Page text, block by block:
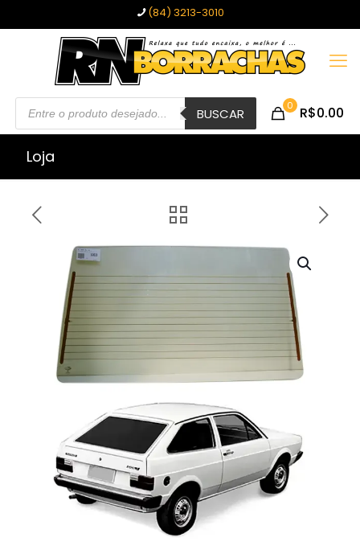
(84) 3213-3010
Pesquisar
produtos BUSCAR 0 R$0.00
Loja